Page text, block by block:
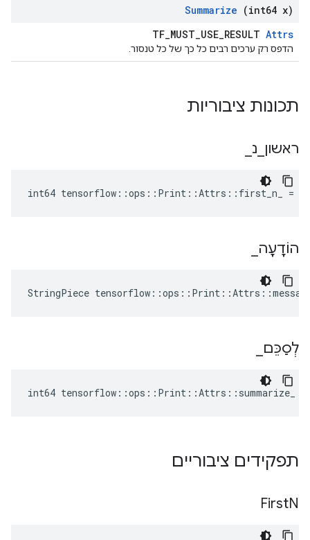
Summarize (int64 x)
TF_MUST_USE_RESULT Attrs
הדפס רק ערכים רבים כל כך של כל טנסור.
תכונות ציבוריות
ראשון נ
int64 tensorflow::ops::Print::Attrs::first_n_ = -1
הוֹדָעָה
StringPiece
לְסַכֵּם
int64 tensorflow::ops::Print::Attrs::summarize_ =
תפקידים ציבוריים
FirstN